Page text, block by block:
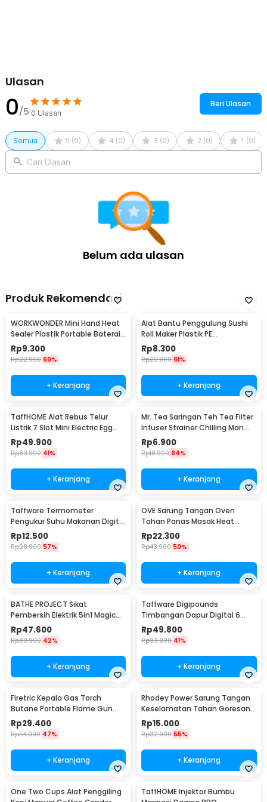
Rincian yang Anda dapatkan untuk pembelian produk ini:
1 x One Two Cups Mangkuk Teh Chawan Japanese Matcha
Ceramic Bowl 500ml - D52
Ulasan
0/5 0 Ulasan
Beri Ulasan
Semua 5 (0) 4 (0) 3 (0) 2 (0) 1 (0)
Cari Ulasan
Belum ada ulasan
Produk Rekomendasi
WORKWONDER Mini Hand Heat
Sealer Plastik Portable Baterai
AA - LX2000A
Rp9.300
Rp22.900 60%
+ Keranjang
Alat Bantu Penggulung Sushi
Roll Maker Plastik PE
22x20.5x0.1cm - E1119
Rp8.300
Rp20.900 61%
+ Keranjang
TaffHOME Alat Rebus Telur
Listrik 7 Slot Mini Electric Egg
Cooker 350W - YS-203
Rp49.900
Rp83.900 41%
+ Keranjang
Mr. Tea Saringan Teh Tea Filter
Infuser Strainer Chilling Man
Silicon - MR03
Rp6.900
Rp18.900 64%
+ Keranjang
Taffware Termometer
Pengukur Suhu Makanan Digital
Daging Kopi Susu - TP101
Rp12.500
Rp28.900 57%
+ Keranjang
OVE Sarung Tangan Oven
Tahan Panas Masak Heat
Resistant Gloves - 540F
Rp22.300
Rp43.900 50%
+ Keranjang
BATHE PROJECT Sikat
Pembersih Elektrik 5in1 Magic
Brush Rechargeable - WQ8110
Rp47.600
Rp80.900 42%
+ Keranjang
Taffware Digipounds
Timbangan Dapur Digital 6
Satuan 1kg 0.1g - i2000
Rp49.800
Rp83.900 41%
+ Keranjang
Firetric Kepala Gas Torch
Butane Portable Flame Gun
Adjustable - 807
Rp29.400
Rp54.900 47%
+ Keranjang
Rhodey Power Sarung Tangan
Keselamatan Tahan Goresan
Pisau - EN388
Rp15.000
Rp32.900 55%
+ Keranjang
One Two Cups Alat Penggiling
TaffHOME Injektor Bumbu